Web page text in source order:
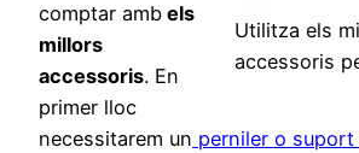
Utilitza els
accessoris
comptar amb els
millors
accessoris. En
primer lloc
necessitarem un perniler o suport